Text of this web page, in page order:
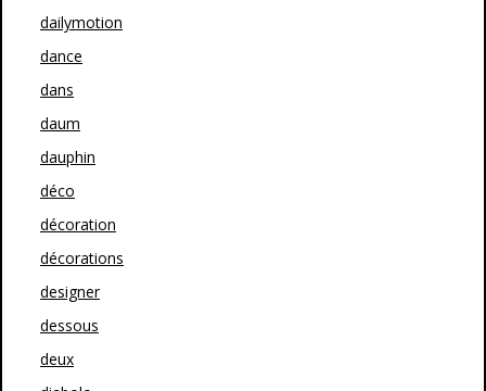
dailymotion
dance
dans
daum
dauphin
déco
décoration
décorations
designer
dessous
deux